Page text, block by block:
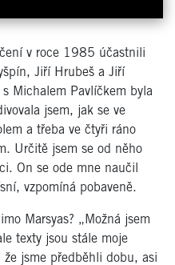
v roce 1985 účastnili
Jiří Hrubeš a Jiří
Michalem Pavlíčkem byla
jsem, jak se ve
a třeba ve čtyři ráno
Určitě jsem se od něho
On se ode mne naučil
vzpomíná pobaveně.
Marsyas? „Možná jsem
texty jsou stále moje
jsme předběhli dobu, asi